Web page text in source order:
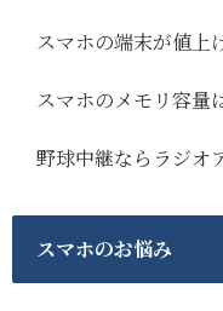
スマホの端末が値上
スマホのメモリ容量
野球中継ならラジオ
スマホのお悩み